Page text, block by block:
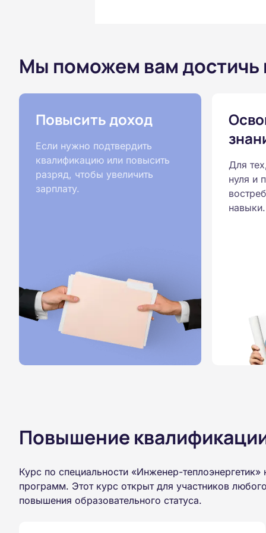
Мы поможем вам достичь
Повысить доход
Если нужно подтвердить
квалификацию или повысить
разряд, чтобы увеличить
зарплату.
Для
нуля и
навыки.
Повышение
Курс по специальности «Инженер-
программ. Этот курс открыт для участников
повышения образовательного статуса.